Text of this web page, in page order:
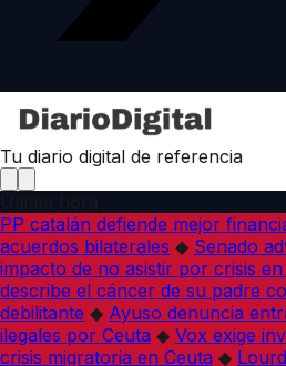
Tu diario digital de referencia
PP catalán defiende mejor
acuerdos bilaterales ◆ Senado
impacto de no asistir por crisis en
describe el cáncer de su padre
debilitante ◆ Ayuso denuncia
ilegales por Ceuta ◆ Vox exige
crisis migratoria en Ceuta ◆